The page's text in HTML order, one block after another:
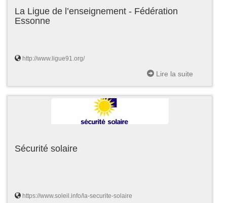
La Ligue de l’enseignement - Fédération
Essonne
http://www.ligue91.org/
Lire la suite
Sécurité solaire
https://www.soleil.info/la-securite-solaire